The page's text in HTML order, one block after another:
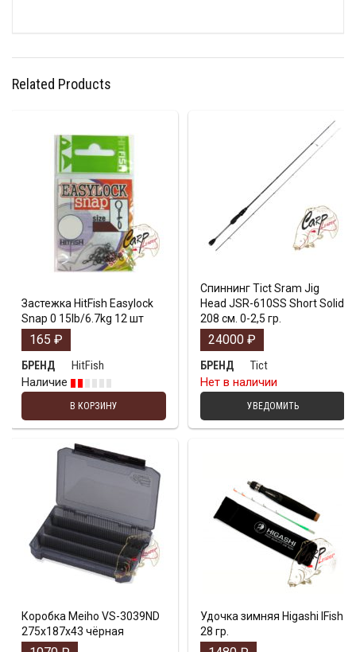
Related Products
Застежка HitFish Easylock
Snap 0 15lb/6.7kg 12 шт
165 ₽
БРЕНД
HitFish
Наличие
В КОРЗИНУ
Спиннинг Tict Sram Jig
Head JSR-610SS Short Solid
208 см. 0-2,5 гр.
24000 ₽
БРЕНД
Tict
Нет в наличии
УВЕДОМИТЬ
Коробка Meiho VS-3039ND
275х187х43 чёрная
Удочка зимняя Higashi IFish
28 гр.